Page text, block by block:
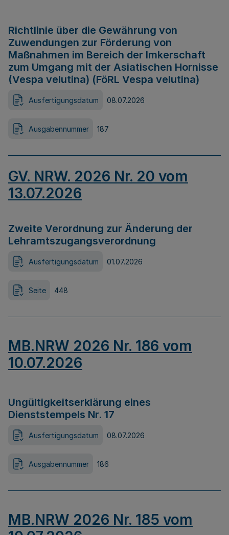
Richtlinie über die Gewährung von
Zuwendungen zur Förderung von
Maßnahmen im Bereich der Imkerschaft
zum Umgang mit der Asiatischen Hornisse
(Vespa velutina) (FöRL Vespa velutina)
Ausfertigungsdatum 08.07.2026
Ausgabennummer 187
GV. NRW. 2026 Nr. 20 vom
13.07.2026
Zweite Verordnung zur Änderung der
Lehramtszugangsverordnung
Ausfertigungsdatum 01.07.2026
Seite 448
MB.NRW 2026 Nr. 186 vom
10.07.2026
Ungültigkeitserklärung eines
Dienststempels Nr. 17
Ausfertigungsdatum 08.07.2026
Ausgabennummer 186
MB.NRW 2026 Nr. 185 vom